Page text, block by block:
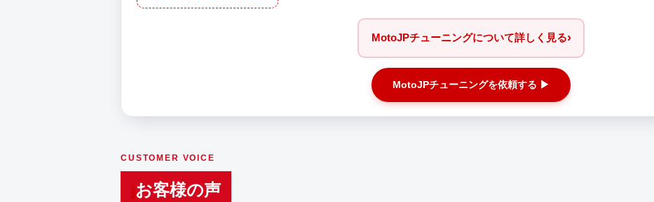
MotoJPチューニングについて詳しく見る›
MotoJPチューニングを依頼する ▶
CUSTOMER VOICE
お客様の声